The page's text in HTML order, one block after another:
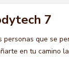
7
que se
en tu camino